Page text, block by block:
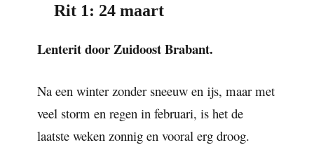
Rit 1: 24 maart
Lenterit door Zuidoost Brabant.
Na een winter zonder sneeuw en ijs, maar met
veel storm en regen in februari, is het de
laatste weken zonnig en vooral erg droog.